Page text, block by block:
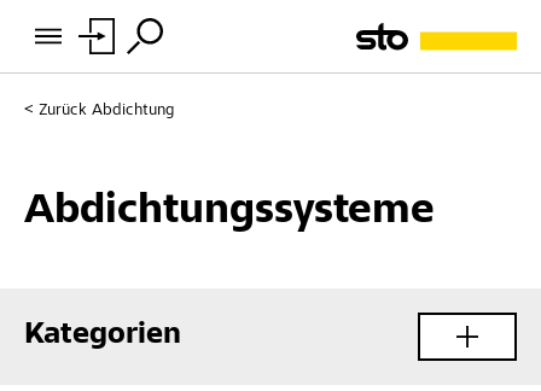
Zurück Abdichtung
Abdichtungssysteme
Kategorien